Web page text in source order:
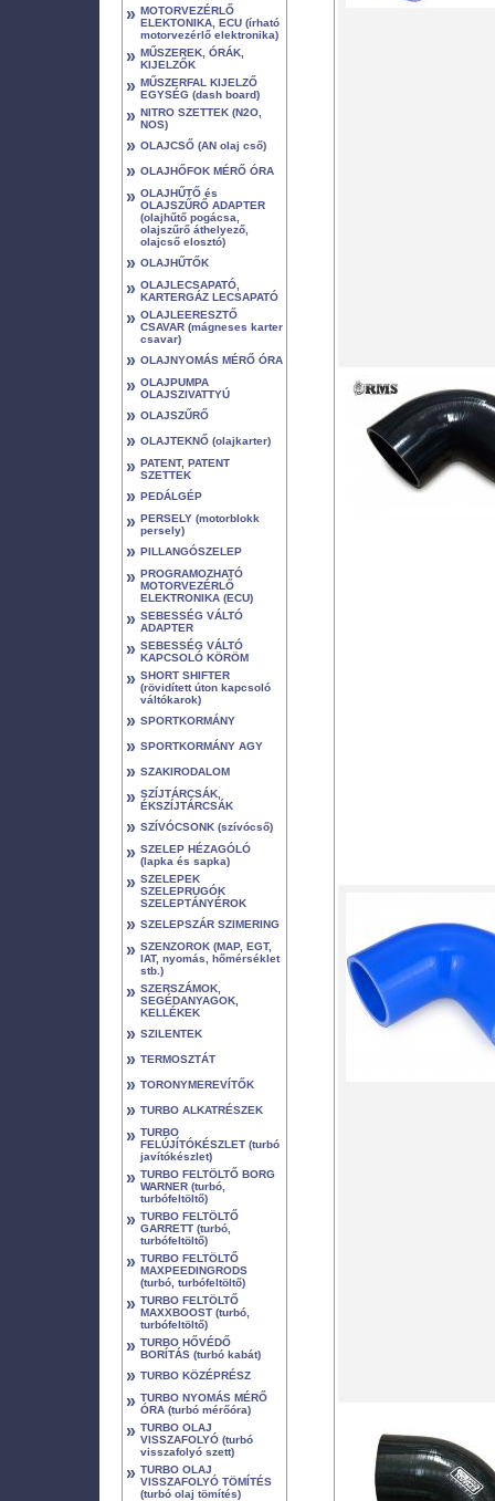
» MOTORVEZÉRLŐ
ELEKTONIKA, ECU (írható
motorvezérlő elektronika)
» MŰSZEREK, ÓRÁK,
KIJELZŐK
» MŰSZERFAL KIJELZŐ
EGYSÉG (dash board)
» NITRO SZETTEK (N2O,
NOS)
» OLAJCSŐ (AN olaj cső)
» OLAJHŐFOK MÉRŐ ÓRA
» OLAJHŰTŐ és
OLAJSZŰRŐ ADAPTER
(olajhűtő pogácsa,
olajszűrő áthelyező,
olajcső elosztó)
» OLAJHŰTŐK
» OLAJLECSAPATÓ,
KARTERGÁZ LECSAPATÓ
» OLAJLEERESZTŐ
CSAVAR (mágneses karter
csavar)
» OLAJNYOMÁS MÉRŐ ÓRA
» OLAJPUMPA
OLAJSZIVATTYÚ
» OLAJSZŰRŐ
» OLAJTEKNŐ (olajkarter)
» PATENT, PATENT
SZETTEK
» PEDÁLGÉP
» PERSELY (motorblokk
persely)
» PILLANGÓSZELEP
» PROGRAMOZHATÓ
MOTORVEZÉRLŐ
ELEKTRONIKA (ECU)
» SEBESSÉG VÁLTÓ
ADAPTER
» SEBESSÉG VÁLTÓ
KAPCSOLÓ KÖRÖM
» SHORT SHIFTER
(rövidített úton kapcsoló
váltókarok)
» SPORTKORMÁNY
» SPORTKORMÁNY AGY
» SZAKIRODALOM
» SZÍJTÁRCSÁK,
ÉKSZÍJTÁRCSÁK
» SZÍVÓCSONK (szívócső)
» SZELEP HÉZAGÓLÓ
(lapka és sapka)
» SZELEPEK
SZELEPRUGÓK
SZELEPTÁNYÉROK
» SZELEPSZÁR SZIMERING
» SZENZOROK (MAP, EGT,
IAT, nyomás, hőmérséklet
stb.)
» SZERSZÁMOK,
SEGÉDANYAGOK,
KELLÉKEK
» SZILENTEK
» TERMOSZTÁT
» TORONYMEREVÍTŐK
» TURBO ALKATRÉSZEK
» TURBO
FELÚJÍTÓKÉSZLET (turbó
javítókészlet)
» TURBO FELTÖLTŐ BORG
WARNER (turbó,
turbófeltöltő)
» TURBO FELTÖLTŐ
GARRETT (turbó,
turbófeltöltő)
» TURBO FELTÖLTŐ
MAXPEEDINGRODS
(turbó, turbófeltöltő)
» TURBO FELTÖLTŐ
MAXXBOOST (turbó,
turbófeltöltő)
» TURBO HŐVÉDŐ
BORÍTÁS (turbó kabát)
» TURBO KÖZÉPRÉSZ
» TURBO NYOMÁS MÉRŐ
ÓRA (turbó mérőóra)
» TURBO OLAJ
VISSZAFOLYÓ (turbó
visszafolyó szett)
» TURBO OLAJ
VISSZAFOLYÓ TÖMÍTÉS
(turbó olaj tömítés)